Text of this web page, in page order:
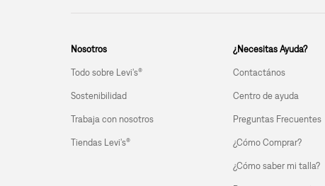
Nosotros
Todo sobre Levi's®
Sostenibilidad
Trabaja con nosotros
Tiendas Levi's®
¿Necesitas Ayuda?
Contactános
Centro de ayuda
Preguntas Frecuentes
¿Cómo Comprar?
¿Cómo saber mi talla?